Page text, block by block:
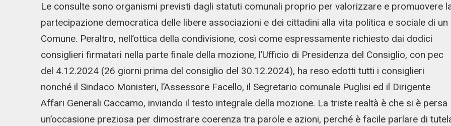
Le consulte sono organismi previsti dagli statuti comunali proprio per valorizzare e promuovere
partecipazione democratica delle libere associazioni e dei cittadini alla vita politica e sociale di un
Comune. Peraltro, nell’ottica della condivisione, così come espressamente richiesto dai dodici
consiglieri firmatari nella parte finale della mozione, l’Ufficio di Presidenza del Consiglio, con pec
del 4.12.2024 (26 giorni prima del consiglio del 30.12.2024), ha reso edotti tutti i consiglieri
nonché il Sindaco Monisteri, l’Assessore Facello, il Segretario comunale Puglisi ed il Dirigente
Affari Generali Caccamo, inviando il testo integrale della mozione. La triste realtà è che si è persa
un’occasione preziosa per dimostrare coerenza tra parole e azioni, perché è facile parlare di